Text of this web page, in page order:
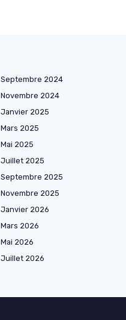
Septembre 2024
Novembre 2024
Janvier 2025
Mars 2025
Mai 2025
Juillet 2025
Septembre 2025
Novembre 2025
Janvier 2026
Mars 2026
Mai 2026
Juillet 2026